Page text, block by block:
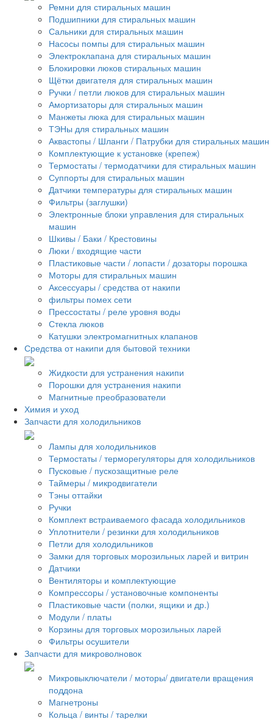
Ремни для стиральных машин
Подшипники для стиральных машин
Сальники для стиральных машин
Насосы помпы для стиральных машин
Электроклапана для стиральных машин
Блокировки люков стиральных машин
Щётки двигателя для стиральных машин
Ручки / петли люков для стиральных машин
Амортизаторы для стиральных машин
Манжеты люка для стиральных машин
ТЭНы для стиральных машин
Аквастопы / Шланги / Патрубки для стиральных машин
Комплектующие к установке (крепеж)
Термостаты / термодатчики для стиральных машин
Суппорты для стиральных машин
Датчики температуры для стиральных машин
Фильтры (заглушки)
Электронные блоки управления для стиральных
машин
Шкивы / Баки / Крестовины
Люки / входящие части
Пластиковые части / лопасти / дозаторы порошка
Моторы для стиральных машин
Аксессуары / средства от накипи
фильтры помех сети
Прессостаты / реле уровня воды
Стекла люков
Катушки электромагнитных клапанов
Средства от накипи для бытовой техники
Жидкости для устранения накипи
Порошки для устранения накипи
Магнитные преобразователи
Химия и уход
Запчасти для холодильников
Лампы для холодильников
Термостаты / терморегуляторы для холодильников
Пусковые / пускозащитные реле
Таймеры / микродвигатели
Тэны оттайки
Ручки
Комплект встраиваемого фасада холодильников
Уплотнители / резинки для холодильников
Петли для холодильников
Замки для торговых морозильных ларей и витрин
Датчики
Вентиляторы и комплектующие
Компрессоры / установочные компоненты
Пластиковые части (полки, ящики и др.)
Модули / платы
Корзины для торговых морозильных ларей
Фильтры осушители
Запчасти для микроволновок
Микровыключатели / моторы/ двигатели вращения
поддона
Магнетроны
Кольца / винты / тарелки